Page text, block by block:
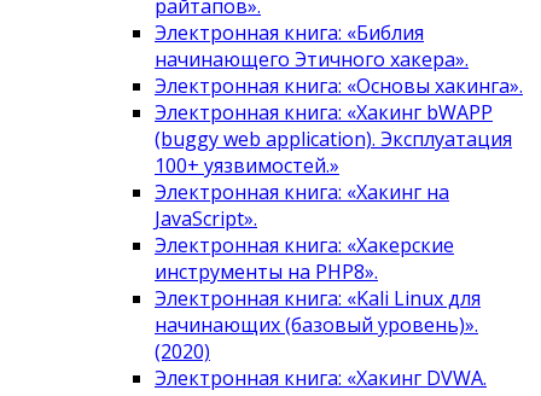
райтапов».
Электронная книга: «Библия
начинающего Этичного хакера».
Электронная книга: «Основы хакинга».
Электронная книга: «Хакинг bWAPP
(buggy web application). Эксплуатация
100+ уязвимостей.»
Электронная книга: «Хакинг на
JavaScript».
Электронная книга: «Хакерские
инструменты на PHP8».
Электронная книга: «Kali Linux для
начинающих (базовый уровень)».
(2020)
Электронная книга: «Хакинг DVWA.